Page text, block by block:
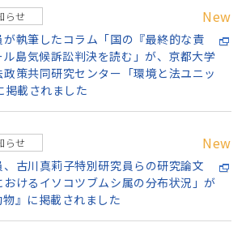
New
らせ
執筆したコラム「国の『最終的な責
島気候訴訟判決を読む」が、京都大学
策共同研究センター「環境と法ユニッ
掲載されました
New
らせ
古川真莉子特別研究員らの研究論文
おけるイソコツブムシ属の分布状況」が
』に掲載されました